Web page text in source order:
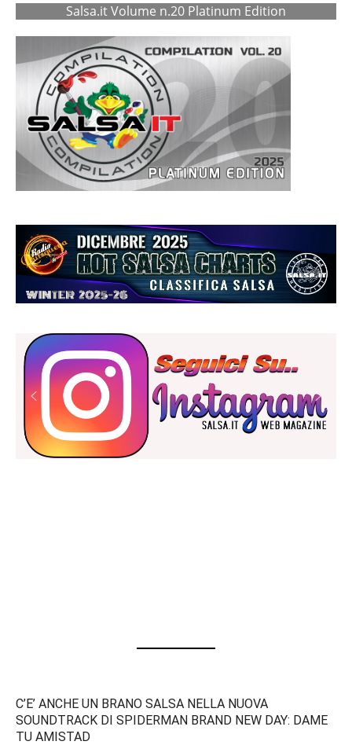
Salsa.it Volume n.20 Platinum Edition
C’E’ ANCHE UN BRANO SALSA NELLA NUOVA
SOUNDTRACK DI SPIDERMAN BRAND NEW DAY: DAME
TU AMISTAD